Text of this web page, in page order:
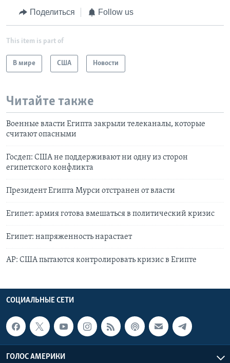
Поделиться Follow us
This item is part of
В мире США Новости
Читайте также
Военные власти Египта закрыли телеканалы, которые
считают опасными
Госдеп: США не поддерживают ни одну из сторон
египетского конфликта
Президент Египта Мурси отстранен от власти
Египет: армия готова вмешаться в политический кризис
Египет: напряженность нарастает
АР: США пытаются контролировать кризис в Египте
СОЦИАЛЬНЫЕ СЕТИ
ГОЛОС АМЕРИКИ